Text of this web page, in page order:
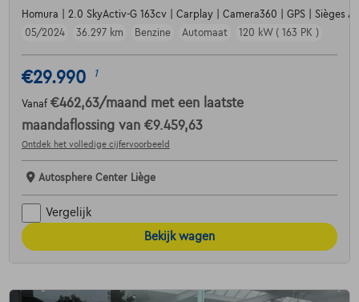
Homura | 2.0 SkyActiv-G 163cv | Carplay | Camera360 | GPS | Sièges
05/2024
36.297 km Benzine Automaat 120 kW ( 163 PK )
€29.990 1
Vanaf €462,63/maand met een laatste
maandaflossing van €9.459,63
Ontdek het volledige cijfervoorbeeld
Autosphere Center Liège
Vergelijk
Bekijk wagen